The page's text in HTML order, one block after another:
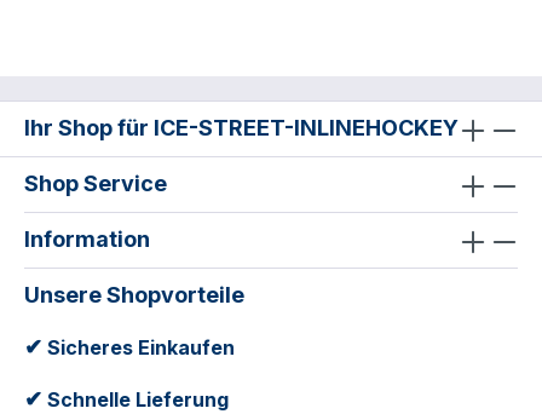
Ihr Shop für ICE-STREET-INLINEHOCKEY
Shop Service
Information
Unsere Shopvorteile
✔ Sicheres Einkaufen
✔ Schnelle Lieferung